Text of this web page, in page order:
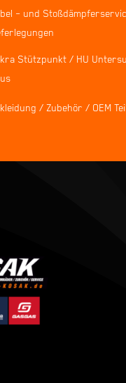
– und
Stützpunkt / HU
/ Zubehör / OEM